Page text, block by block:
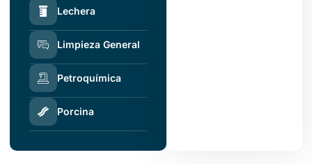
Lechera
Limpieza General
Petroquímica
Porcina